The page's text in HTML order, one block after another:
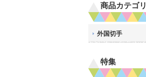
商品カテゴリ
外国切手
特集